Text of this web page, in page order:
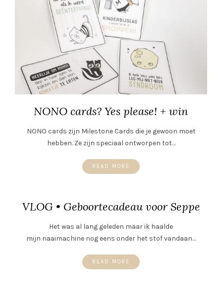
NONO cards? Yes please! + win
NONO cards zijn Milestone Cards die je gewoon moet
hebben. Ze zijn speciaal ontworpen tot…
READ MORE
VLOG • Geboortecadeau voor Seppe
Het was al lang geleden maar ik haalde
mijn naaimachine nog eens onder het stof vandaan…
READ MORE